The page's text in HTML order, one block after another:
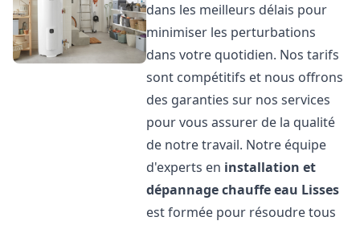
dans les meilleurs délais pour
minimiser les perturbations
dans votre quotidien. Nos tarifs
sont compétitifs et nous offrons
des garanties sur nos services
pour vous assurer de la qualité
de notre travail. Notre équipe
d'experts en installation et
dépannage chauffe eau Lisses
est formée pour résoudre tous